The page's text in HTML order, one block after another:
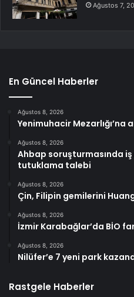
Ağustos 7,
En Güncel Haberler
Ağustos 8, 2026
Yenimuhacir Mezarlığı’na
Ağustos 8, 2026
Ahbap soruşturmasında iş
tutuklama talebi
Ağustos 8, 2026
Çin, Filipin gemilerini
Ağustos 8, 2026
İzmir Karabağlar’da BİO
Ağustos 8, 2026
Nilüfer’e 7 yeni park
Rastgele Haberler